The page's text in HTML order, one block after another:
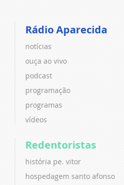
Rádio Aparecida
notícias
ouça ao vivo
podcast
programação
programas
vídeos
Redentoristas
história pe. vitor
hospedagem santo afonso